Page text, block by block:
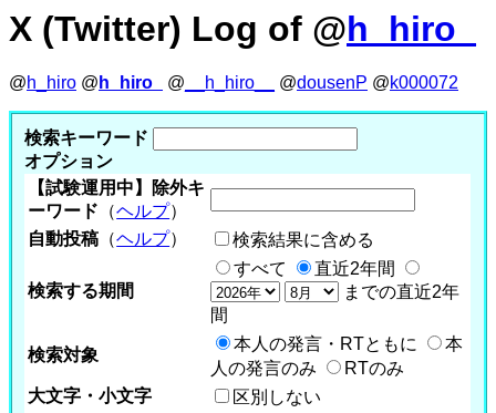
X (Twitter) Log of @h_hiro_
@h_hiro @ h_hiro_ @ __h_hiro__ @dousenP @k000072
検索キーワード
オプション
【試験運用中】除外キ
ーワード （ヘルプ）
自動投稿 （ヘルプ） 検索結果に含める
検索する期間
すべて
直近2年間
までの直近2年
間
検索対象
本人の発言・RTともに
本
人の発言のみ
RTのみ
大文字・小文字
区別しない